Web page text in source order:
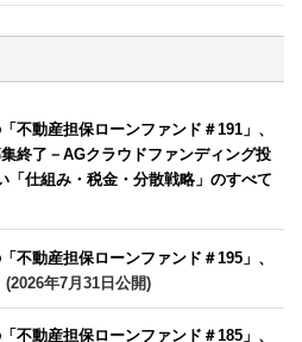
不動産担保ローンファンド＃191」、
終了－AGクラウドファンディング投
「仕組み・税金・分散戦略」のすべて
不動産担保ローンファンド＃195」、
(2026年7月31日公開)
不動産担保ローンファンド＃185」、